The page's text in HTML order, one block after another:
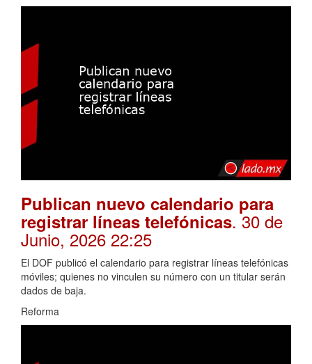
Publican nuevo calendario para
registrar líneas telefónicas. 30 de
Junio, 2026 22:25
El DOF publicó el calendario para registrar líneas telefónicas
móviles; quienes no vinculen su número con un titular serán
dados de baja.
Reforma